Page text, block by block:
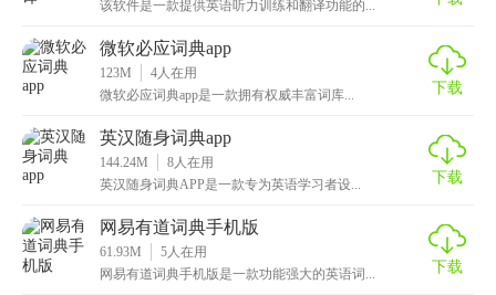
该软件是一款提供英语听力训练和翻译功能的...
微软必应词典app
123M 4人在用
微软必应词典app是一款拥有权威丰富词库...
下载
英汉随身词典app
144.24M 8人在用
英汉随身词典APP是一款专为英语学习者设...
下载
网易有道词典手机版
61.93M 5人在用
网易有道词典手机版是一款功能强大的英语词...
下载